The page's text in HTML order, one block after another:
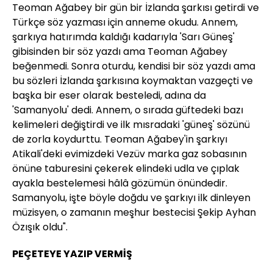
Teoman Ağabey bir gün bir İzlanda şarkısı getirdi ve
Türkçe söz yazması için anneme okudu. Annem,
şarkıya hatırımda kaldığı kadarıyla 'Sarı Güneş'
gibisinden bir söz yazdı ama Teoman Ağabey
beğenmedi. Sonra oturdu, kendisi bir söz yazdı ama
bu sözleri İzlanda şarkısına koymaktan vazgeçti ve
başka bir eser olarak besteledi, adına da
'Samanyolu' dedi. Annem, o sırada güftedeki bazı
kelimeleri değiştirdi ve ilk mısradaki 'güneş' sözünü
de zorla koydurttu. Teoman Ağabey'in şarkıyı
Atikali'deki evimizdeki Vezüv marka gaz sobasının
önüne taburesini çekerek elindeki udla ve çıplak
ayakla bestelemesi hâlâ gözümün önündedir.
Samanyolu, işte böyle doğdu ve şarkıyı ilk dinleyen
müzisyen, o zamanın meşhur bestecisi Şekip Ayhan
Özışık oldu".
PEÇETEYE YAZIP VERMİŞ